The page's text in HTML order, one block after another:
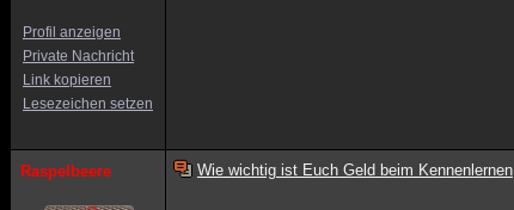
Profil anzeigen
Private Nachricht
Link kopieren
Lesezeichen setzen
Raspelbeere Wie wichtig ist Euch Geld beim Kennenlernen